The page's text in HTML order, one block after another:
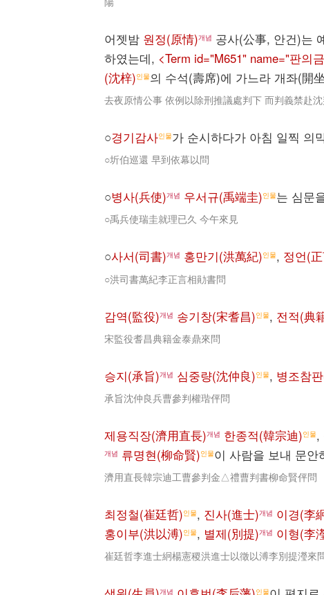
어젯밤 원정(原情)개념 공사(公事, 안건)는
하였는데, <Term id="M651" name="판의
(沈梓)인물의 수석(壽席)에 가느라 개좌(開
去夜原情公事 依例以除刑推議處判下 而判義禁赴
○경기감사인물가 순시하다가 아침 일찍 의
○圻伯巡還 早到依幕以問
○병사(兵使)개념 우서규(禹端圭)인물는 심문
○禹兵使瑞圭就理已久 今午來見
○사서(司書)개념 홍만기(洪萬紀)인물, 정언(
○洪司書萬紀李正言相勛書問
감역(監役)개념 송기창(宋耆昌)인물, 전적(典
宋監役耆昌典籍金泰鼎來問
승지(承旨)개념 심중량(沈仲良)인물, 병조참
承旨沈仲良兵曹參判權瑎伻問
제용직장(濟用直長)개념 한종적(韓宗迪)인물,
개념 류명현(柳命賢)인물이 사람을 보내 문안
濟用直長韓宗迪工曹參判金△禮曹判書柳命賢伻問
최정철(崔廷哲)인물, 진사(進士)개념 이경(李
홍이부(洪以溥)인물, 별제(別提)개념 이형(李
崔廷哲李進士絅楊憲稷洪進士以徵以溥李別提瀅來
개념 인물